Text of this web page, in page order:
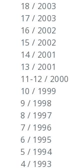
18 / 2003
17 / 2003
16 / 2002
15 / 2002
14 / 2001
13 / 2001
11-12 / 2000
10 / 1999
9 / 1998
8 / 1997
7 / 1996
6 / 1995
5 / 1994
4 / 1993